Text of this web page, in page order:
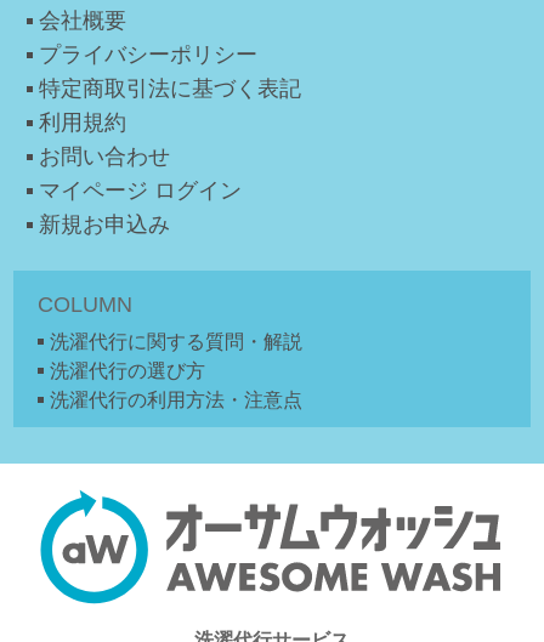
会社概要
プライバシーポリシー
特定商取引法に基づく表記
利用規約
お問い合わせ
マイページ ログイン
新規お申込み
COLUMN
洗濯代行に関する質問・解説
洗濯代行の選び方
洗濯代行の利用方法・注意点